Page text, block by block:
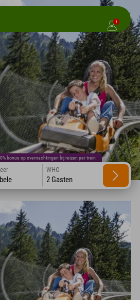
1
bonus op overnachtingen bij reizen per trein
WHO
2 Gasten